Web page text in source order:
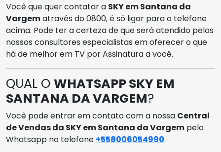
Você que quer contatar a SKY em Santana da
Vargematravés do 0800, é só ligar para o telefone
acima. Pode ter a certeza de que será atendido pelos
nossos consultores especialistas em oferecer o que
há de melhor em TV por Assinatura a você.
QUAL O WHATSAPP SKY EM
SANTANA DA VARGEM?
Você pode entrar em contato com a nossa Central
de Vendas da SKY em Santana da Vargem pelo
Whatsapp no telefone +558006054990.